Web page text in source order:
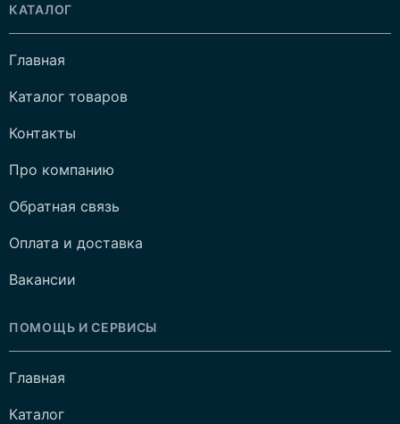
КАТАЛОГ
Главная
Каталог товаров
Контакты
Про компанию
Обратная связь
Оплата и доставка
Вакансии
ПОМОЩЬ И СЕРВИСЫ
Главная
Каталог